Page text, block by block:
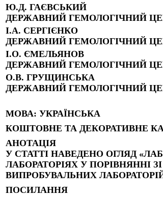
Ю.Д. ГАЄВСЬКИЙ
ДЕРЖАВНИЙ ГЕМОЛОГІЧНИЙ
І.А. СЕРГІЄНКО
ДЕРЖАВНИЙ ГЕМОЛОГІЧНИЙ
І.О. ЄМЕЛЬЯНОВ
ДЕРЖАВНИЙ ГЕМОЛОГІЧНИЙ
О.В. ГРУЩИНСЬКА
ДЕРЖАВНИЙ ГЕМОЛОГІЧНИЙ
МОВА: УКРАЇНСЬКА
КОШТОВНЕ ТА ДЕКОРАТИВНЕ
АНОТАЦІЯ
У СТАТТІ НАВЕДЕНО ОГЛЯД
ЛАБОРАТОРІЯХ У ПОРІВНЯННІ
ВИПРОБУВАЛЬНИХ
ПОСИЛАННЯ